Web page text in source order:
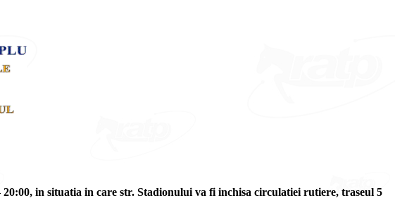
in situatia in care str. Stadionului va fi inchisa circulatiei rutiere, traseul 5